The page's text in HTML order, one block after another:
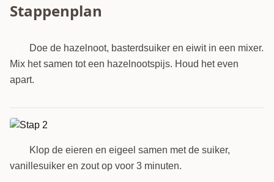
Stappenplan
Doe de hazelnoot, basterdsuiker en eiwit in een mixer.
Mix het samen tot een hazelnootspijs. Houd het even
apart.
Klop de eieren en eigeel samen met de suiker,
vanillesuiker en zout op voor 3 minuten.